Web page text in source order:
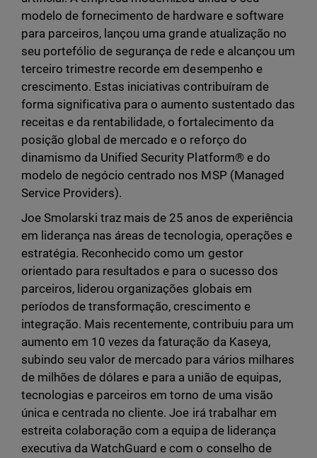
modelo de fornecimento de hardware e software
para parceiros, lançou uma grande atualização no
seu portefólio de segurança de rede e alcançou um
terceiro trimestre recorde em desempenho e
crescimento. Estas iniciativas contribuíram de
forma significativa para o aumento sustentado das
receitas e da rentabilidade, o fortalecimento da
posição global de mercado e o reforço do
dinamismo da Unified Security Platform® e do
modelo de negócio centrado nos MSP (Managed
Service Providers).
Joe Smolarski traz mais de 25 anos de experiência
em liderança nas áreas de tecnologia, operações e
estratégia. Reconhecido como um gestor
orientado para resultados e para o sucesso dos
parceiros, liderou organizações globais em
períodos de transformação, crescimento e
integração. Mais recentemente, contribuiu para um
aumento em 10 vezes da faturação da Kaseya,
subindo seu valor de mercado para vários milhares
de milhões de dólares e para a união de equipas,
tecnologias e parceiros em torno de uma visão
única e centrada no cliente. Joe irá trabalhar em
estreita colaboração com a equipa de liderança
executiva da WatchGuard e com o conselho de